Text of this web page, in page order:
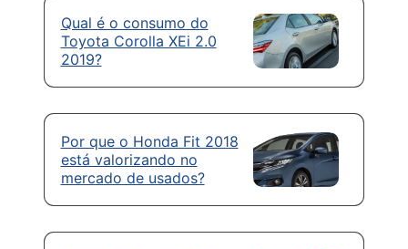
Qual é o consumo do
Toyota Corolla XEi 2.0
2019?
Por que o Honda Fit 2018
está valorizando no
mercado de usados?